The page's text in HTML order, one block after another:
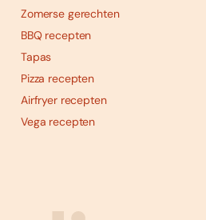
Zomerse gerechten
BBQ recepten
Tapas
Pizza recepten
Airfryer recepten
Vega recepten